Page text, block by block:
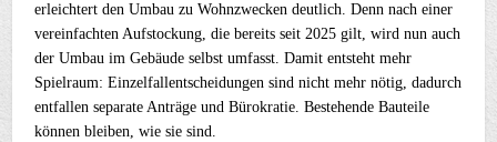
erleichtert den Umbau zu Wohnzwecken deutlich. Denn nach einer
vereinfachten Aufstockung, die bereits seit 2025 gilt, wird nun auch
der Umbau im Gebäude selbst umfasst. Damit entsteht mehr
Spielraum: Einzelfallentscheidungen sind nicht mehr nötig, dadurch
entfallen separate Anträge und Bürokratie. Bestehende Bauteile
können bleiben, wie sie sind.